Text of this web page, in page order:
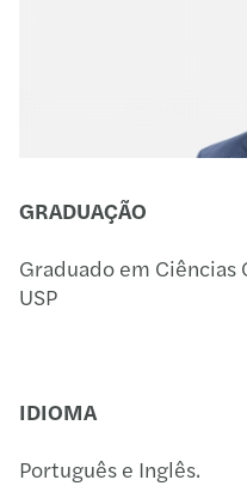
GRADUAÇÃO
Graduado em
USP
IDIOMA
Português e Inglês.